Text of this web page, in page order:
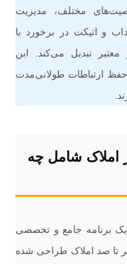
مختلف، مدیریت
و اتیکت در برخورد با
تبدیل می‌کند. این
ارتباطات طولانی‌مدت
املاک شامل چه
یک برنامه جامع و تخصصی
تا صد املاک طراحی شده